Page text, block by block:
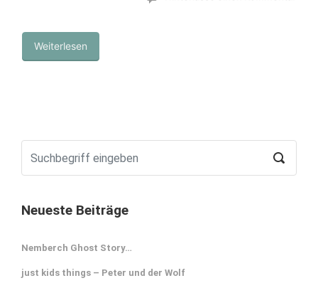
Weiterlesen
Neueste Beiträge
Nemberch Ghost Story…
just kids things – Peter und der Wolf